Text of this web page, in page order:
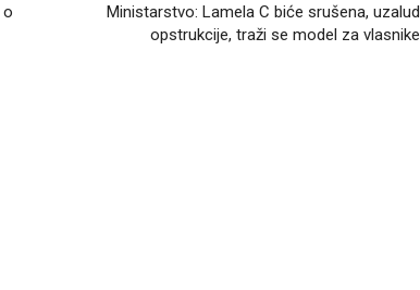
o
Ministarstvo: Lamela C biće srušena, uzalud
opstrukcije, traži se model za vlasnike